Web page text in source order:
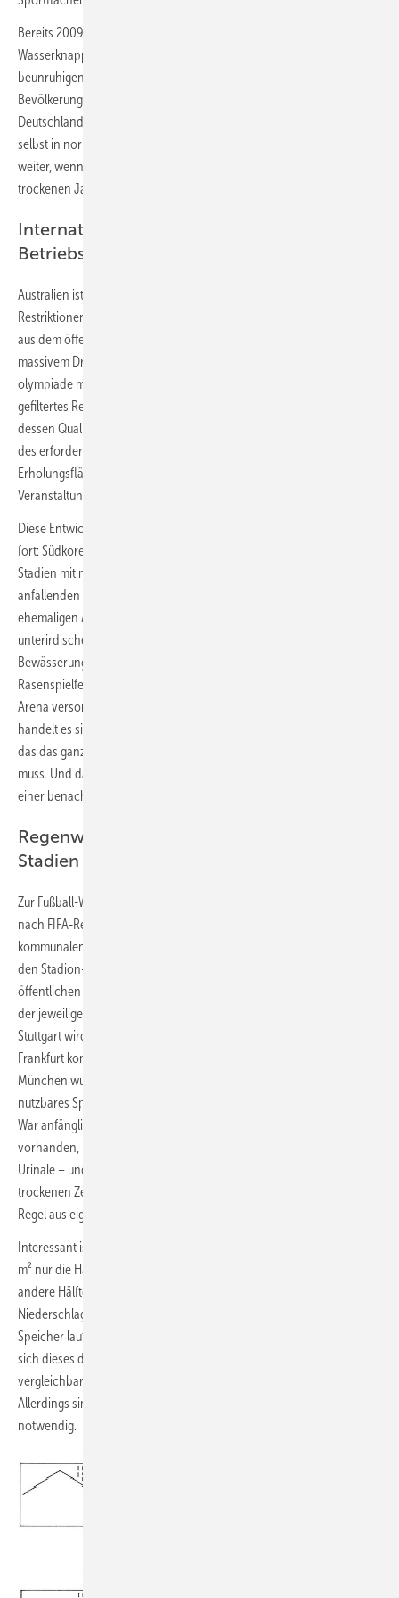
Bereits 2009 hatte die Europäische Umweltagentur gewarnt: „Die
Wasserknappheit ist ein immer häufiger auftretendes und
beunruhigendes Phänomen, das mindestens 11 % der europäischen
Bevölkerung und 17 % des EU-Gebiets betrifft.“ Ballungsräume, auch in
Deutschland, könnten ohne Fernwasserleitungen aus dem Umland
selbst in normalen Jahren nicht mehr existieren. Doch wie geht es
weiter, wenn die Ressourcen in deren Umland nach einigen
trockenen Jahren erschöpft sind?
Internationale Sportstätten mit
Betriebswasser
Australien ist bekannt für chronischen Wassermangel und
Restriktionen. Dort kommt es regelmäßig zum Verbot, Rasenflächen
aus dem öffentlichen Netz zu bewässern. Sydney präsentierte nach
massivem Druck von Greenpeace im Jahr 2000 die erste Sommer­
olympiade mit konsequentem Einsatz von Betriebswasser. Das ist
gefiltertes Regenwasser sowie aufbereitetes Grau- und Abwasser,
dessen Qualität zur Bewässerung und Toilettenspülung ausreicht. 50 %
des erforderlichen Trinkwassers konnte so auf den Sport- und
Erholungsflächen des Olympiaparks Jahr für Jahr, auch nach der
Veranstaltung, eingespart werden.
Diese Entwicklung setzte sich bei der Fußball-Weltmeisterschaft 2002
fort: Südkorea hatte ein Gesetz erlassen, das die Betreiber von
Stadien mit mehr als 2400 m² Dachfläche zur Sammlung des
anfallenden Regenwassers verpflichtet. Daher wird es an den
ehemaligen Austragungsstätten in bis zu 900 m³ großen
unterirdischen Speichern gesammelt, was ca. sechs Wochen zur
Bewässerung des Stadionrasens reicht. In Seoul, wo auch umliegende
Rasenspielfelder und Außenanlagen sowie Toilettenspülungen in der
Arena versorgt werden, wird Grundwasser eingesetzt. Allerdings
handelt es sich dabei um ökologisch unbedenkliches Drainagewasser,
das das ganze Jahr über von U-Bahn-Schächten abgepumpt werden
muss. Und dazu kommt Grauwasser, welches als Beckenüberlauf in
einer benachbarten Schwimmhalle ebenfalls ganzjährig anfällt.
Regenwassernutzung in deutschen WM-
Stadien
Zur Fußball-WM 2006 in Deutschland mussten sämtliche Spielstätten
nach FIFA-Reglement die Sitzflächen überdachen und gemäß neuen
kommunalen Richtlinien das anfallende Regenwasser komplett auf
den Stadion-Grundstücken verwenden. Das Ableiten in den
öffentlichen Kanal war laut Baugenehmigung bzw. Abwassersatzung
der jeweiligen Kommune nicht mehr gestattet. In Berlin, Nürnberg und
Stuttgart wird der Niederschlag seither vorwiegend genutzt, in
Frankfurt komplett versickert. In Hamburg, Hannover, Köln und
München wurden ähnliche Konzepte realisiert. Berlin hat 1400 m³
nutzbares Speichervolumen, Nürnberg 900 m³ und Stuttgart 350 m³.
War anfänglich noch großer Wasserbedarf für Toilettenspülung
vorhanden, haben die meisten dieser Stadien heute wasserlose
Urinale – und damit mehr Vorrat als zuvor für die Bewässerung. Falls in
trockenen Zeiten die Regenmengen aufgebraucht sind, wird in der
Regel aus eigenen Brunnen nachgespeist.
Interessant ist noch folgender Vergleich: Während Berlin mit 21 000
m² nur die Hälfte des Daches in den Speicher entwässert und die
andere Hälfte direkt in Rigolen versickert, lässt Nürnberg den
Niederschlag der kompletten Dachfläche von 37 000 m² über den
Speicher laufen und kommt so mit einem kleineren Volumen aus – weil
sich dieses durch die wesentlich größere Sammelfläche bei einem
vergleichbaren Niederschlagsereignis deutlich schneller füllt.
Allerdings sind dafür längere Sammel- und Überlaufleitungen
notwendig.